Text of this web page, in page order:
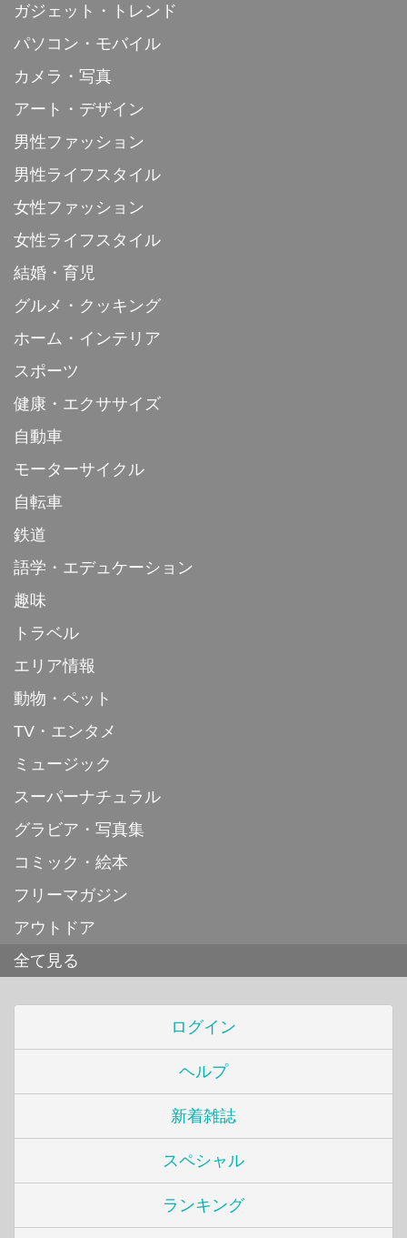
ガジェット・トレンド
パソコン・モバイル
カメラ・写真
アート・デザイン
男性ファッション
男性ライフスタイル
女性ファッション
女性ライフスタイル
結婚・育児
グルメ・クッキング
ホーム・インテリア
スポーツ
健康・エクササイズ
自動車
モーターサイクル
自転車
鉄道
語学・エデュケーション
趣味
トラベル
エリア情報
動物・ペット
TV・エンタメ
ミュージック
スーパーナチュラル
グラビア・写真集
コミック・絵本
フリーマガジン
アウトドア
全て見る
ログイン
ヘルプ
新着雑誌
スペシャル
ランキング